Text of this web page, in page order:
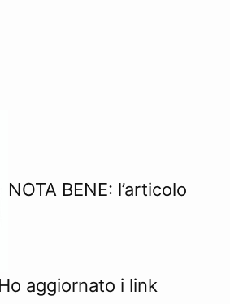
NOTA BENE: l’articolo
aggiornato i link